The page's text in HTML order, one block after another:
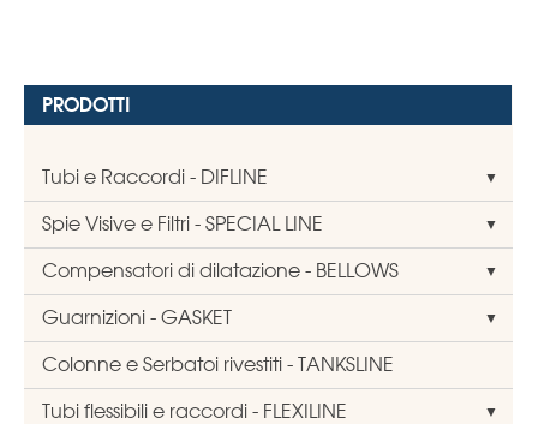
PRODOTTI
Tubi e Raccordi - DIFLINE
Spie Visive e Filtri - SPECIAL LINE
Compensatori di dilatazione - BELLOWS
Guarnizioni - GASKET
Colonne e Serbatoi rivestiti - TANKSLINE
Tubi flessibili e raccordi - FLEXILINE